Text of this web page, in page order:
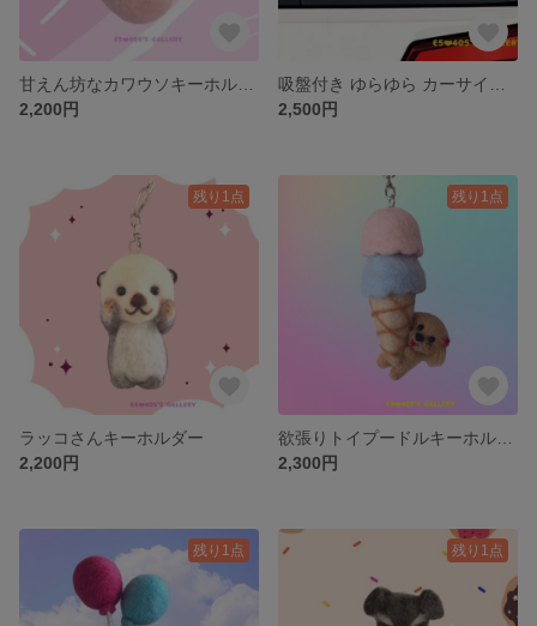
2,200円
2,500円
残り1点
ラッコさんキーホルダー
2,200円
残り1点
2,300円
残り1点 残り1点